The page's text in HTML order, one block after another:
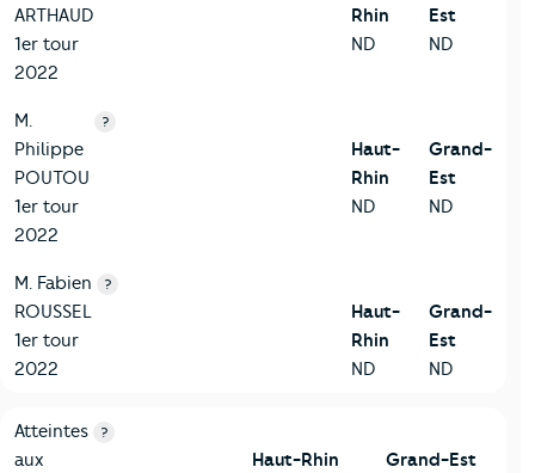
ARTHAUD
1er tour
2022
Rhin
ND
Est
ND
M.
Philippe
POUTOU
1er tour
2022
?
Haut-
Rhin
ND
Grand-
Est
ND
M. Fabien
ROUSSEL
1er tour
2022
?
Haut-
Rhin
ND
Grand-
Est
ND
7-Sécurité
Critères
Atteintes
aux
?
Haut-Rhin
Grand-Est